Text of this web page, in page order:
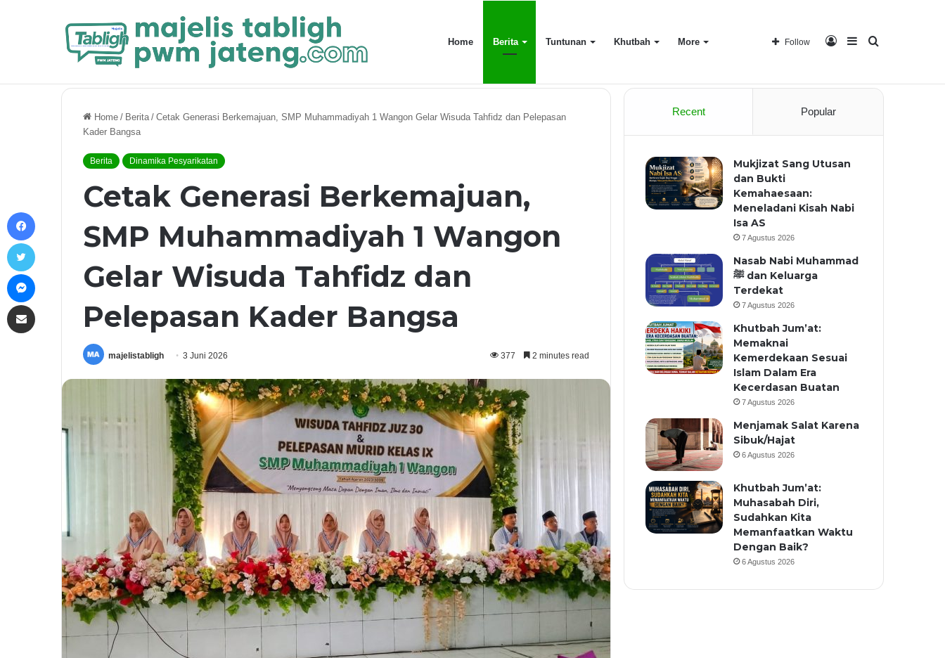
Home Berita Tuntunan Khutbah More Sidebar
Log
Follow
Breaking News
Nasab Nabi Muhammad ﷺ dan Keluarga Terdekat
Home / Berita / Cetak Generasi Berkemajuan, SMP Muhammadiyah 1 Wangon Gelar Wisuda Tahfidz dan Pelepasan
Kader Bangsa
Berita Dinamika Pesyarikatan
Cetak Generasi Berkemajuan,
SMP Muhammadiyah 1 Wangon
Gelar Wisuda Tahfidz dan
Pelepasan Kader Bangsa
majelistabligh 3 Juni 2026 377 2 minutes read
Recent Popular
Mukjizat Sang Utusan
dan Bukti
Kemahaesaan:
Meneladani Kisah Nabi
Isa AS
7 Agustus 2026
Nasab Nabi Muhammad
ﷺ dan Keluarga
Terdekat
7 Agustus 2026
Khutbah Jum’at:
Memaknai
Kemerdekaan Sesuai
Islam Dalam Era
Kecerdasan Buatan
7 Agustus 2026
Menjamak Salat Karena
Sibuk/Hajat
6 Agustus 2026
Khutbah Jum’at:
Muhasabah Diri,
Sudahkan Kita
Memanfaatkan Waktu
Dengan Baik?
6 Agustus 2026